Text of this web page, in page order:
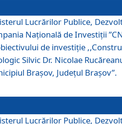
Lucrărilor Publice,
Naţională de Investiţii
de investiţie
Silvic Dr. Nicolae
Brașov, Județul Brașov”.
Lucrărilor Publice,